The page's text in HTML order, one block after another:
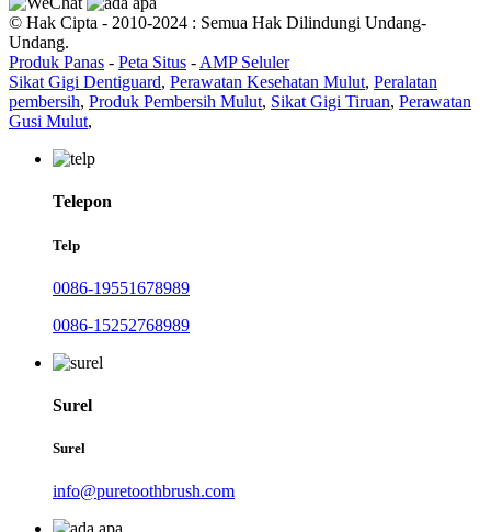
© Hak Cipta - 2010-2024 : Semua Hak Dilindungi Undang-
Undang.
Produk Panas - Peta Situs - AMP Seluler
Sikat Gigi Dentiguard, Perawatan Kesehatan Mulut, Peralatan
pembersih, Produk Pembersih Mulut, Sikat Gigi Tiruan, Perawatan
Gusi Mulut,
Telepon
Telp
0086-19551678989
0086-15252768989
Surel
Surel
info@puretoothbrush.com